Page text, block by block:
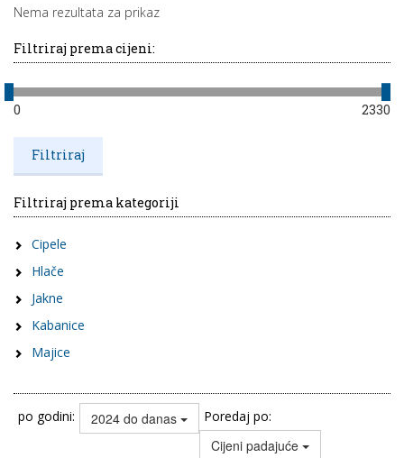
Nema rezultata za prikaz
Filtriraj prema cijeni:
0 2330
Filtriraj prema kategoriji
Cipele
Hlače
Jakne
Kabanice
Majice
po godini: 2024 do danas Poredaj po:
Cijeni padajuće